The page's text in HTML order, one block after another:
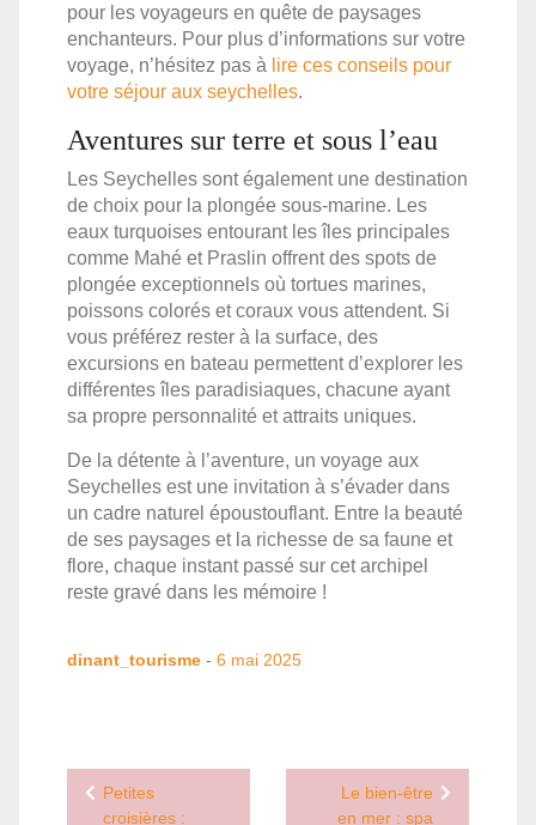
pour les voyageurs en quête de paysages
enchanteurs. Pour plus d’informations sur votre
voyage, n’hésitez pas à lire ces conseils pour
votre séjour aux seychelles.
Aventures sur terre et sous l’eau
Les Seychelles sont également une destination
de choix pour la plongée sous-marine. Les
eaux turquoises entourant les îles principales
comme Mahé et Praslin offrent des spots de
plongée exceptionnels où tortues marines,
poissons colorés et coraux vous attendent. Si
vous préférez rester à la surface, des
excursions en bateau permettent d’explorer les
différentes îles paradisiaques, chacune ayant
sa propre personnalité et attraits uniques.
De la détente à l’aventure, un voyage aux
Seychelles est une invitation à s’évader dans
un cadre naturel époustouflant. Entre la beauté
de ses paysages et la richesse de sa faune et
flore, chaque instant passé sur cet archipel
reste gravé dans les mémoire !
dinant_tourisme - 6 mai 2025
Navigation
Petites
croisières :
Le bien-être
en mer : spa